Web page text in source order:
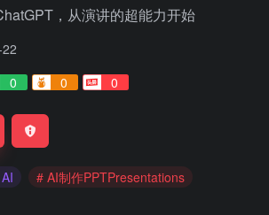
，从演讲的超能力开始
0 0 0
# AI制作PPTPresentations